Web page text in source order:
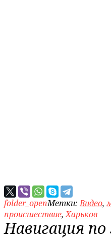
folder_openМетки:Видео,
происшествие,Харьков
Навигация